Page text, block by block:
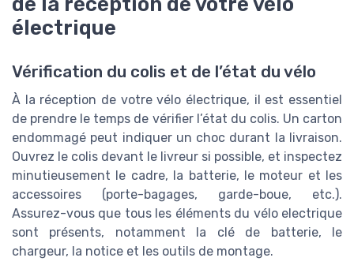
électrique
Vérification du colis et de l’état du vélo
À la réception de votre vélo électrique, il est essentiel
de prendre le temps de vérifier l’état du colis. Un carton
endommagé peut indiquer un choc durant la livraison.
Ouvrez le colis devant le livreur si possible, et inspectez
minutieusement le cadre, la batterie, le moteur et les
accessoires (porte-bagages, garde-boue, etc.).
Assurez-vous que tous les éléments du vélo electrique
sont présents, notamment la clé de batterie, le
chargeur, la notice et les outils de montage.